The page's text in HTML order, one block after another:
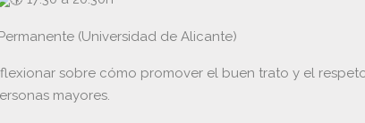
(Universidad de Alicante)
sobre cómo promover el buen trato y el
mayores.